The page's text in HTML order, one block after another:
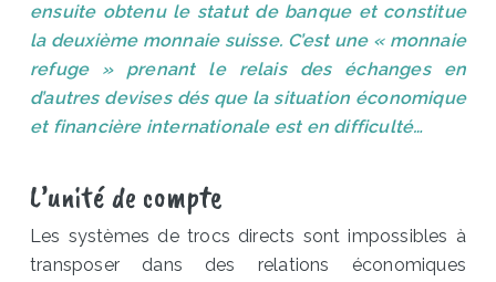
ensuite obtenu le statut de banque et constitue
la deuxième monnaie suisse. C’est une « monnaie
refuge » prenant le relais des échanges en
d’autres devises dés que la situation économique
et financière internationale est en difficulté…
L’unité de compte
Les systèmes de trocs directs sont impossibles à
transposer dans des relations économiques